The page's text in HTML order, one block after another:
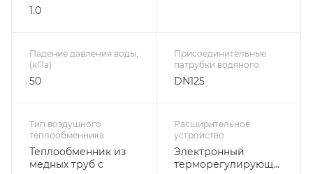
1.0
Падение давления воды,
(кПа)
50
Присоединительные
патрубки водяного
DN125
Тип воздушного
теплообменника
Теплообменник из
медных труб с
Расширительное
устройство
Электронный
терморегулирующий